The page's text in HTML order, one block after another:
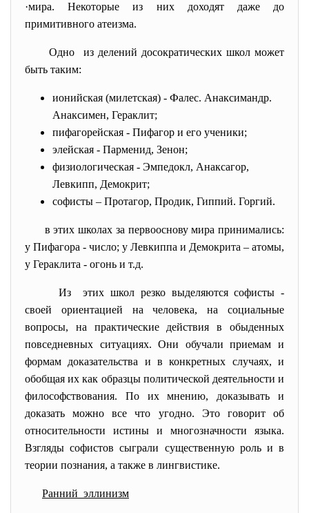
·мира. Некоторые из них доходят даже до
примитивного атеизма.
Одно из делений досократических школ может
быть таким:
ионийская (милетская) - Фалес. Анаксимандр.
Aнаксимен, Гераклит;
пифагорейская - Пифагор и его ученики;
элейская - Парменид, Зенон;
физиологическая - Эмпедокл, Анаксагор,
Левкипп, Демокрит;
софисты – Протагор, Продик, Гиппий. Горгий.
в этих школах за первооснову мира принимались:
у Пифагора - число; у Левкиппа и Демокрита – атомы,
у Гераклита - огонь и т.д.
Из этих школ резко выделяются софисты -
своей ориентацией на человека, на социальные
вопросы, на практические действия в обыденных
повседневных ситуациях. Они обучали приемам и
формам доказательства и в конкретных случаях, и
обобщая их как образцы политической деятельности и
философствования. По их мнению, доказывать и
доказать можно все что угодно. Это говорит об
относительности истины и многозначности языка.
Взгляды софистов сыграли существенную роль и в
теории познания, а также в лингвистике.
Ранний эллинизм